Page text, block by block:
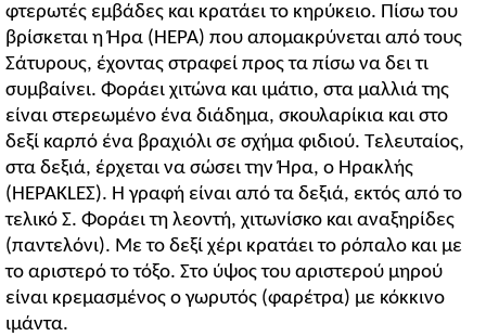
φτερωτές εμβάδες και κρατάει το κηρύκειο. Πίσω του
βρίσκεται η Ήρα (HEPA) που απομακρύνεται από τους
Σάτυρους, έχοντας στραφεί προς τα πίσω να δει τι
συμβαίνει. Φοράει χιτώνα και ιμάτιο, στα μαλλιά της
είναι στερεωμένο ένα διάδημα, σκουλαρίκια και στο
δεξί καρπό ένα βραχιόλι σε σχήμα φιδιού. Τελευταίος,
στα δεξιά, έρχεται να σώσει την Ήρα, ο Ηρακλής
(HEPAKLEΣ). Η γραφή είναι από τα δεξιά, εκτός από το
τελικό Σ. Φοράει τη λεοντή, χιτωνίσκο και αναξηρίδες
(παντελόνι). Με το δεξί χέρι κρατάει το ρόπαλο και με
το αριστερό το τόξο. Στο ύψος του αριστερού μηρού
είναι κρεμασμένος ο γωρυτός (φαρέτρα) με κόκκινο
ιμάντα.